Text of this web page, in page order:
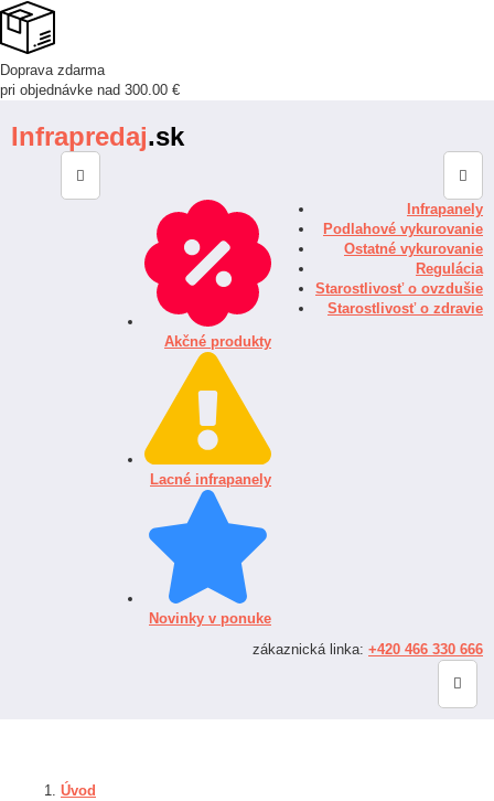
Doprava zdarma
pri objednávke nad 300.00 €
Infrapredaj.sk
Infrapanely
Podlahové vykurovanie
Ostatné vykurovanie
Regulácia
Starostlivosť o ovzdušie
Starostlivosť o zdravie
Akčné produkty
Lacné infrapanely
Novinky v ponuke
zákaznická linka: +420 466 330 666
Úvod